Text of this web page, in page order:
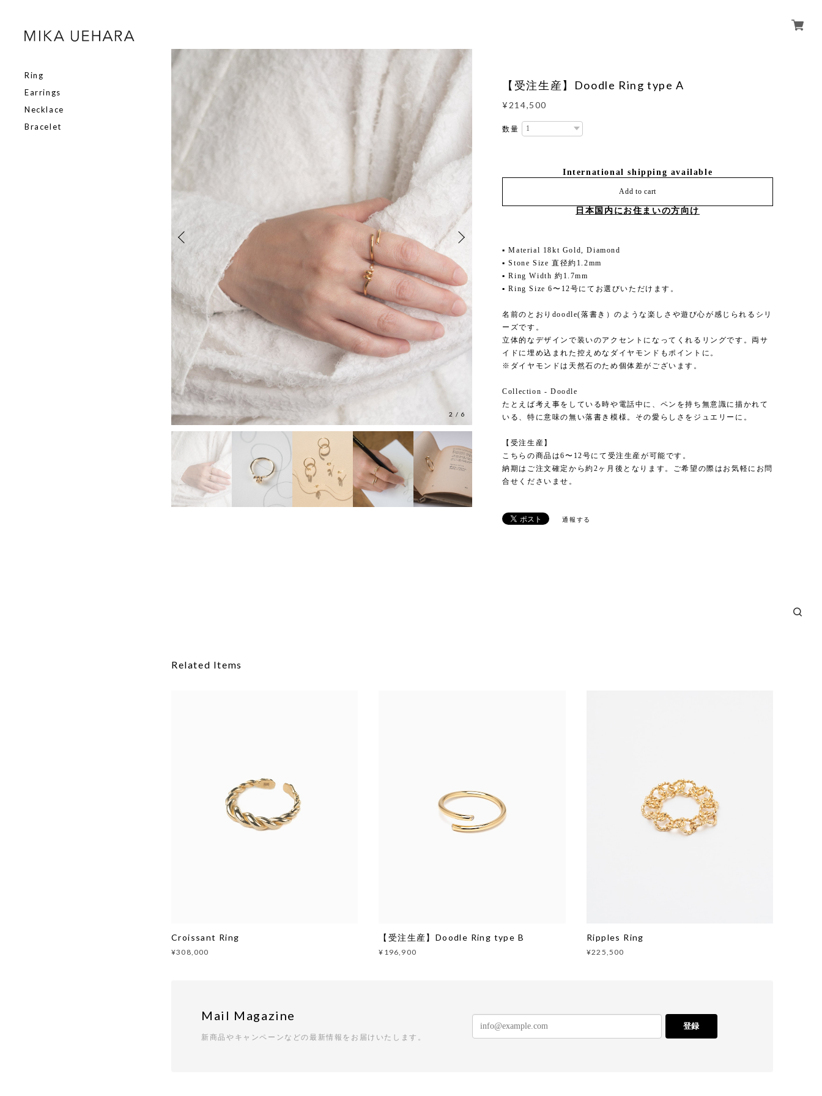
Ring
Earrings
Necklace
Bracelet
2 /6
【受注生産】Doodle Ring type A
¥214,500
数量
International shipping available
Add to cart
日本国内にお住まいの方向け
▪ Material 18kt Gold, Diamond
▪ Stone Size 直径約1.2mm
▪ Ring Width 約1.7mm
▪ Ring Size 6〜12号にてお選びいただけます。
名前のとおりdoodle(落書き）のような楽しさや遊び心が感じられるシリ
ーズです。
立体的なデザインで装いのアクセントになってくれるリングです。両サ
イドに埋め込まれた控えめなダイヤモンドもポイントに。
※ダイヤモンドは天然石のため個体差がございます。
Collection - Doodle
たとえば考え事をしている時や電話中に、ペンを持ち無意識に描かれて
いる、特に意味の無い落書き模様。その愛らしさをジュエリーに。
【受注生産】
こちらの商品は6〜12号にて受注生産が可能です。
納期はご注文確定から約2ヶ月後となります。ご希望の際はお気軽にお問
合せくださいませ。
通報する
Related Items
Croissant Ring
¥308,000
【受注生産】Doodle Ring type B
¥196,900
Ripples Ring
¥225,500
Mail Magazine
新商品やキャンペーンなどの最新情報をお届けいたします。
登録